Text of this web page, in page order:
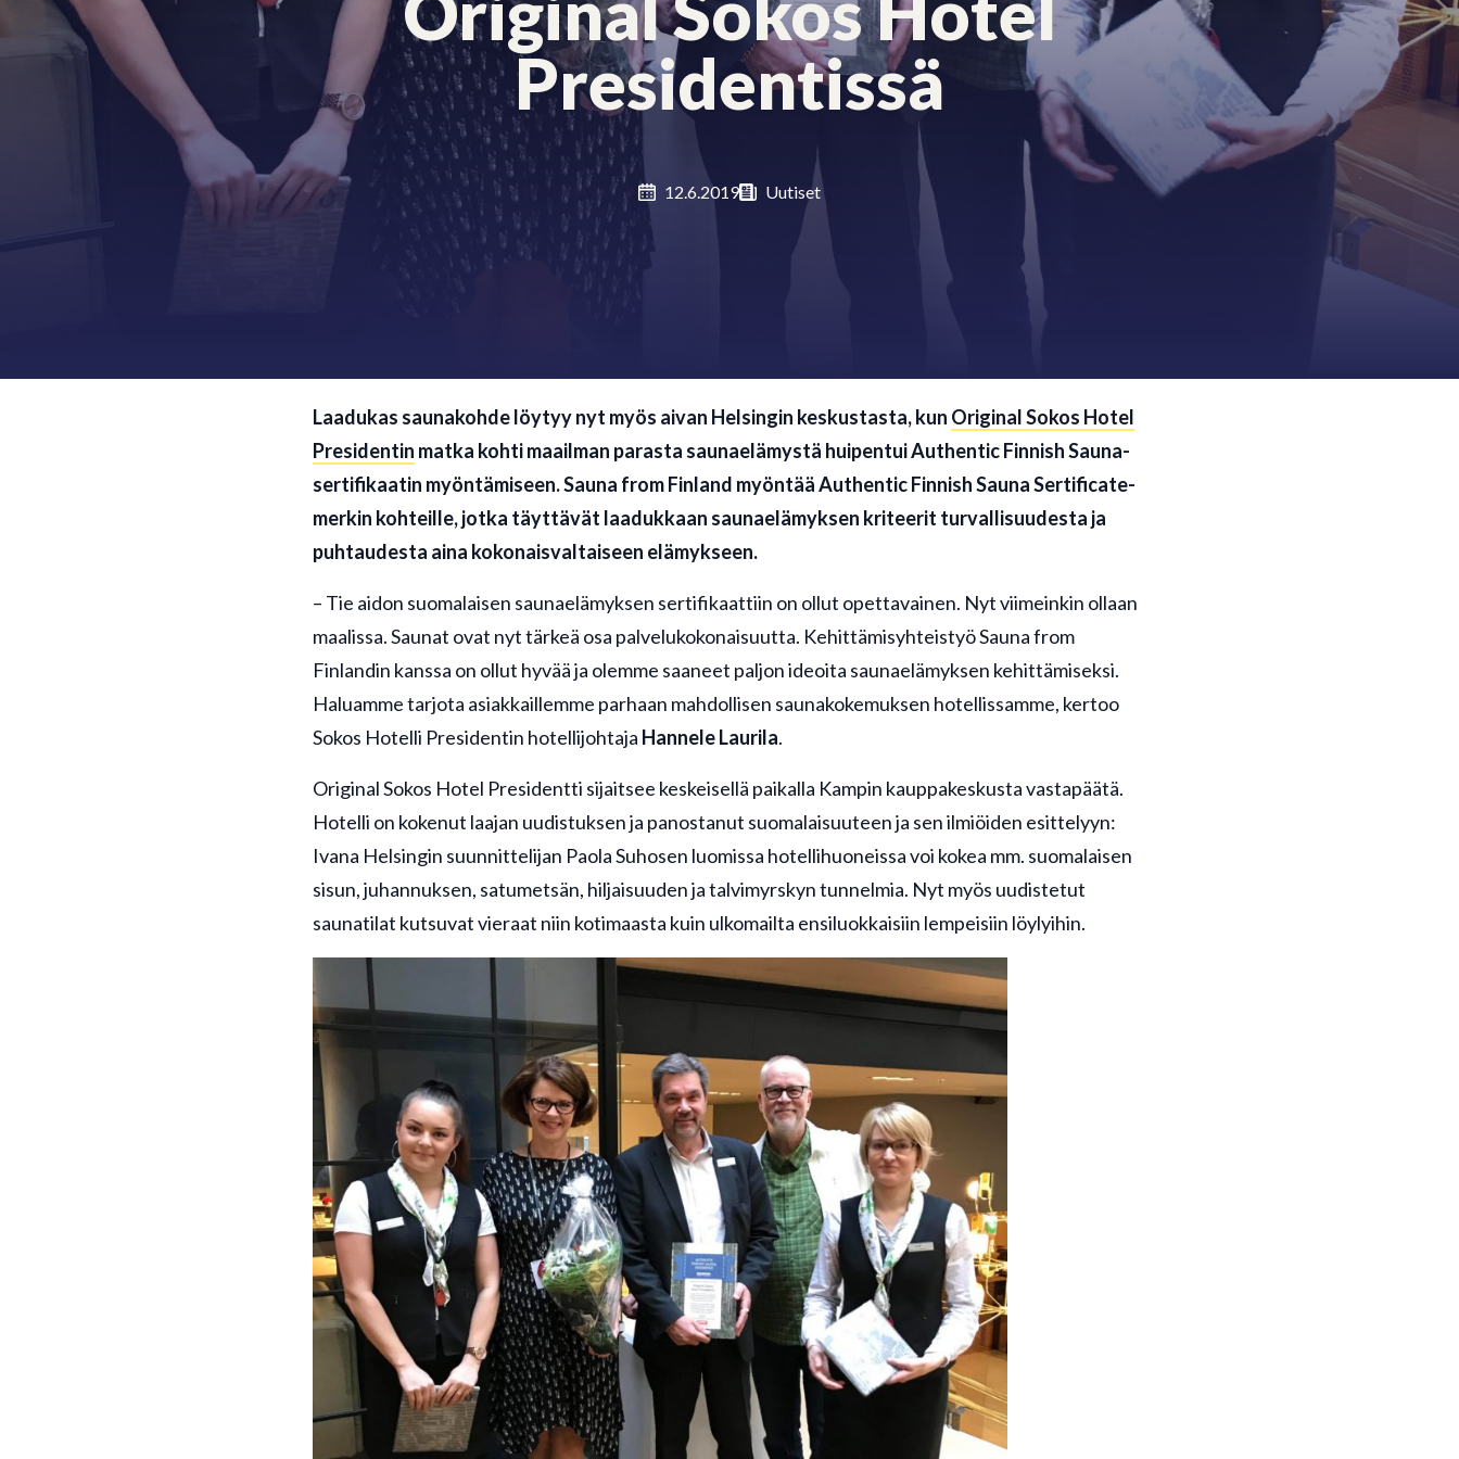
Presidentissä
12.6.2019 Uutiset
Laadukas saunakohde löytyy nyt myös aivan Helsingin keskustasta, kun Original Sokos Hotel
Presidentin matka kohti maailman parasta saunaelämystä huipentui Authentic Finnish Sauna-
sertifikaatin myöntämiseen. Sauna from Finland myöntää Authentic Finnish Sauna Sertificate-
merkin kohteille, jotka täyttävät laadukkaan saunaelämyksen kriteerit turvallisuudesta ja
puhtaudesta aina kokonaisvaltaiseen elämykseen.
– Tie aidon suomalaisen saunaelämyksen sertifikaattiin on ollut opettavainen. Nyt viimeinkin ollaan
maalissa. Saunat ovat nyt tärkeä osa palvelukokonaisuutta. Kehittämisyhteistyö Sauna from
Finlandin kanssa on ollut hyvää ja olemme saaneet paljon ideoita saunaelämyksen kehittämiseksi.
Haluamme tarjota asiakkaillemme parhaan mahdollisen saunakokemuksen hotellissamme, kertoo
Sokos Hotelli Presidentin hotellijohtaja Hannele Laurila.
Original Sokos Hotel Presidentti sijaitsee keskeisellä paikalla Kampin kauppakeskusta vastapäätä.
Hotelli on kokenut laajan uudistuksen ja panostanut suomalaisuuteen ja sen ilmiöiden esittelyyn:
Ivana Helsingin suunnittelijan Paola Suhosen luomissa hotellihuoneissa voi kokea mm. suomalaisen
sisun, juhannuksen, satumetsän, hiljaisuuden ja talvimyrskyn tunnelmia. Nyt myös uudistetut
saunatilat kutsuvat vieraat niin kotimaasta kuin ulkomailta ensiluokkaisiin lempeisiin löylyihin.